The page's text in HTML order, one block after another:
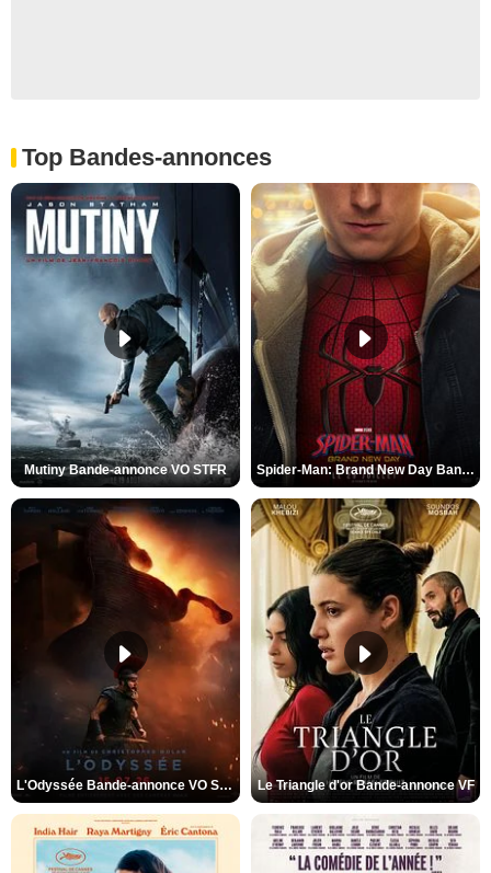
Top Bandes-annonces
Mutiny Bande-annonce VO STFR Spider-Man: Brand New Day Bande-annonce VO STFR
L'Odyssée Bande-annonce VO STFR Le Triangle d'or Bande-annonce VF